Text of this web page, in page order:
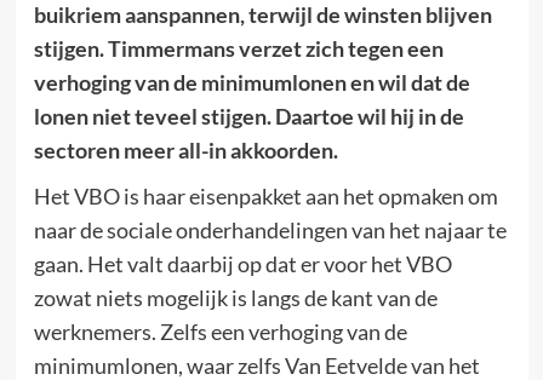
buikriem aanspannen, terwijl de winsten blijven
stijgen. Timmermans verzet zich tegen een
verhoging van de minimumlonen en wil dat de
lonen niet teveel stijgen. Daartoe wil hij in de
sectoren meer all-in akkoorden.
Het VBO is haar eisenpakket aan het opmaken om
naar de sociale onderhandelingen van het najaar te
gaan. Het valt daarbij op dat er voor het VBO
zowat niets mogelijk is langs de kant van de
werknemers. Zelfs een verhoging van de
minimumlonen, waar zelfs Van Eetvelde van het